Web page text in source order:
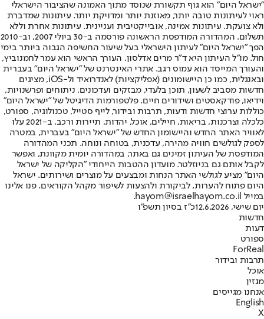
"ישראל היום" הוא גוף תקשורת שנוסד מתוך האמונה שהציבור הישראלי
ראוי לעיתונות טובה יותר, מאוזנת יותר ומדויקת יותר. עיתונות שמדברת
ולא צועקת. עיתונות אמינה, אובייקטיבית ועניינית. עיתונות אחרת וללא
תשלום. המהדורה המודפסת הראשונה פורסמה ב-30 ביולי 2007, וב-2010
הפך "ישראל היום" לעיתון הישראלי בעל שיעור החשיפה הגבוה ביותר בימי
חול. מו"ל העיתון היא ד"ר מרים אדלסון. העורך הראשי הוא עמר לחמנוביץ,
והעורך המייסד הוא עמוס רגב. אתרי האינטרנט של "ישראל היום" בעברית
ובאנגלית, כמו כן היישומונים (אפליקציות) לאנדרואיד ול-iOS, מציגים
חדשות מסביב לשעון, תוכן בלעדי, מבזקים ועדכונים, ניתוחים ופרשנויות,
וידיאו, פודקאסטים ושידורים חיים. פלטפורמות הדיגיטל של "ישראל היום"
כוללות ערוצי חדשות ודעות, תרבות ובידור, לייף סטייל, טכנולוגיה, ספורט,
כלכלה וצרכנות, בריאות, חיילים, אוכל, יהדות, תיירות ורכב. ב-2021 עלו
לאוויר האתר החדש והיישומון החדש של "ישראל היום" בעברית, במטרה
לספק לגולשים חוויה מהירה, עדכנית, בטוחה ונוחה. תכני המהדורה
המודפסת של העיתון זמינים גם באתר, במהדורה יומית מקוונת, ואפשר
לקבל אותם גם בניוזלטר. מועדון ההטבות הייחודי "הקליקה של ישראל
היום" מציע לגולשי האתר הנחות ומבצעים על מוצרים ושירותים. ישראל
היום פתוח להערות, לביקורת ולהצעות לשיפור מקהל הקוראים. פנו אלינו
במייל hayom@israelhayom.co.il.
יום שישי, 12.6.2026
כ"ז בסיון תשפ"ו
חדשות
דעות
ספורט
ForReal
תרבות ובידור
אוכל
מגזין
אנחנו מגייסים
English
X